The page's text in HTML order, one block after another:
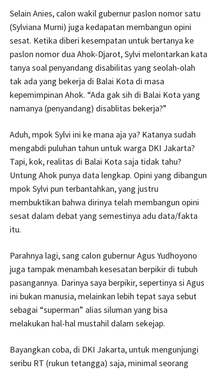
Selain Anies, calon wakil gubernur paslon nomor satu
(Sylviana Murni) juga kedapatan membangun opini
sesat. Ketika diberi kesempatan untuk bertanya ke
paslon nomor dua Ahok-Djarot, Sylvi melontarkan kata
tanya soal penyandang disabilitas yang seolah-olah
tak ada yang bekerja di Balai Kota di masa
kepemimpinan Ahok. “Ada gak sih di Balai Kota yang
namanya (penyandang) disablitas bekerja?”
Aduh, mpok Sylvi ini ke mana aja ya? Katanya sudah
mengabdi puluhan tahun untuk warga DKI Jakarta?
Tapi, kok, realitas di Balai Kota saja tidak tahu?
Untung Ahok punya data lengkap. Opini yang dibangun
mpok Sylvi pun terbantahkan, yang justru
membuktikan bahwa dirinya telah membangun opini
sesat dalam debat yang semestinya adu data/fakta
itu.
Parahnya lagi, sang calon gubernur Agus Yudhoyono
juga tampak menambah kesesatan berpikir di tubuh
pasangannya. Darinya saya berpikir, sepertinya si Agus
ini bukan manusia, melainkan lebih tepat saya sebut
sebagai “superman” alias siluman yang bisa
melakukan hal-hal mustahil dalam sekejap.
Bayangkan coba, di DKI Jakarta, untuk mengunjungi
seribu RT (rukun tetangga) saja, minimal seorang